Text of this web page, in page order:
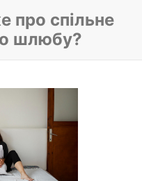
про спільне
шлюбу?